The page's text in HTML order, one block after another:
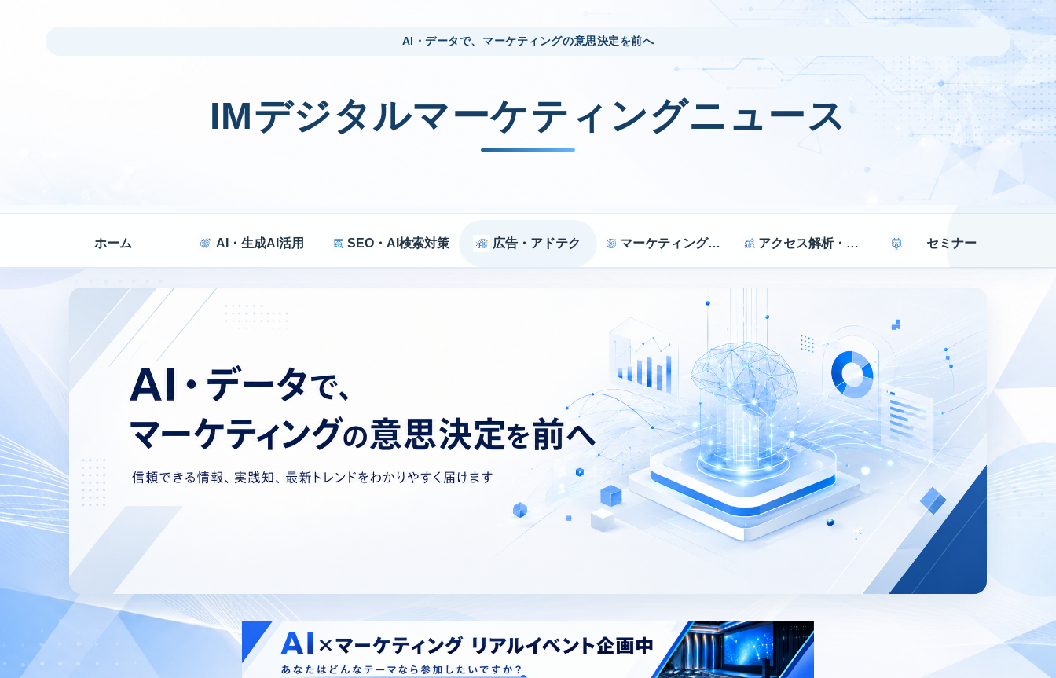
AI・データで、マーケティングの意思決定を前へ
IMデジタルマーケティングニュース
ホーム AI・生成AI活用 SEO・AI検索対策 広告・アドテク マーケティング戦略 アクセス解析・効果測定 セミナー